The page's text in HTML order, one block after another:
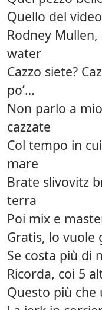
Quello del
Rodney
water
Cazzo siete?
po’…
Non parlo a
cazzate
Col tempo in
mare
Brate slivovitz
terra
Poi mix e
Gratis, lo vuole
Se costa più di
Ricorda, coi 5
Questo più